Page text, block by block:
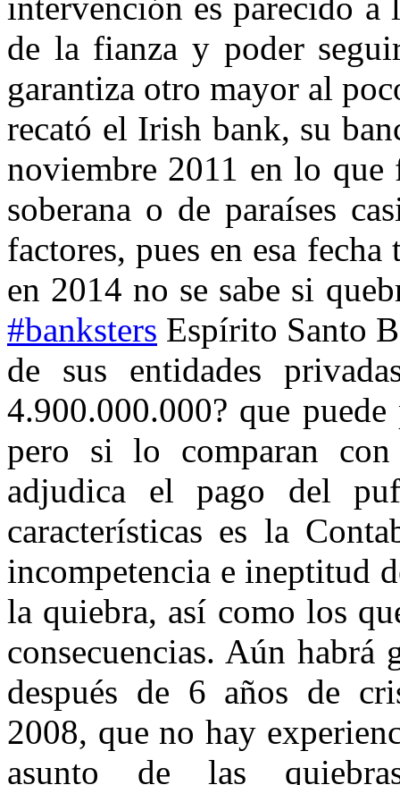
de la fianza y poder
garantiza otro mayor al
recató el Irish bank, su
noviembre 2011 en lo que
soberana o de paraíses
factores, pues en esa
en 2014 no se sabe si
#banksters Espírito Santo
de sus entidades
4.900.000.000? que
pero si lo comparan
adjudica el pago del
características es la
incompetencia e ineptitud
la quiebra, así como los
consecuencias. Aún habrá
después de 6 años de
2008, que no hay
asunto de las